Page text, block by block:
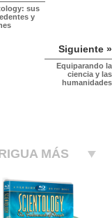
sus
y
Siguiente »
Equiparando la
ciencia y las
humanidades
MÁS